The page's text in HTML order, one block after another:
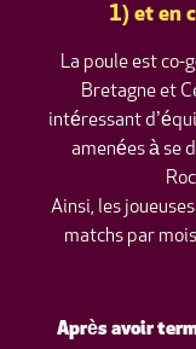
1) et en
La poule est co-
Bretagne et
intéressant
amenées à se
Ainsi, les
matchs par
Après avoir